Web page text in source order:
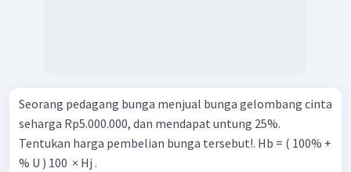
Seorang pedagang bunga menjual bunga gelombang cinta
seharga Rp5.000.000, dan mendapat untung 25%.
Tentukan harga pembelian bunga tersebut!. Hb = ( 100% +
% U ) 100 ​ × Hj .